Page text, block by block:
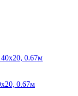
0.67м